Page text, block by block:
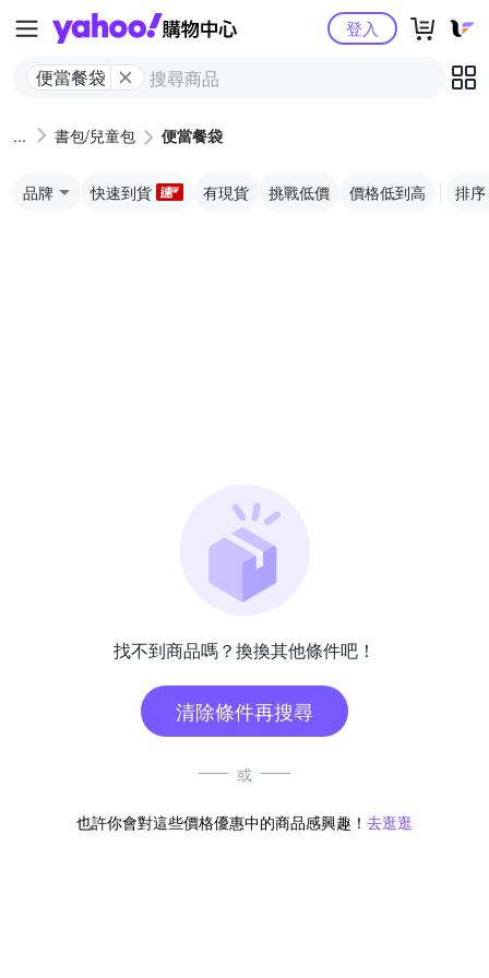
Yahoo購物中心
便當餐袋
登入
書包/兒童包 便當餐袋
品牌 快速到貨 有現貨 挑戰低價 價格低到高 排序
找不到商品嗎？換換其他條件吧！
清除條件再搜尋
或
也許你會對這些價格優惠中的商品感興趣！ 去逛逛